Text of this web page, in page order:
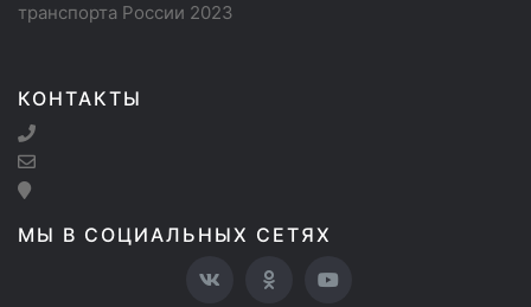
транспорта России 2023
КОНТАКТЫ
МЫ В СОЦИАЛЬНЫХ СЕТЯХ